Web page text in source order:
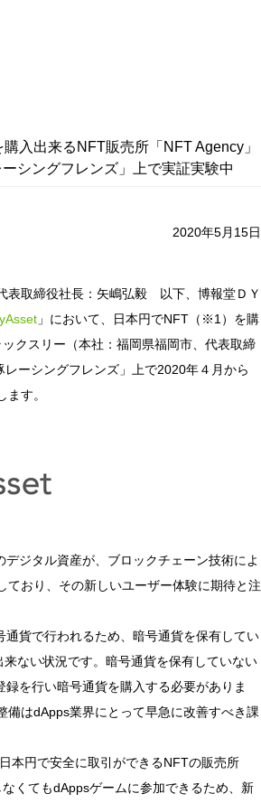
入出来るNFT販売所「NFT Agency」
シングフレンズ」上で実証実験中
2020年5月15日
表取締役社長：矢嶋弘毅 以下、博報堂ＤＹ
」において、日本円でNFT（※1）を購
クスリー（本社：福岡県福岡市、代表取締
ーシングフレンズ」上で2020年４月から
す。
ジタル資産が、ブロックチェーン技術によ
ており、その新しいユーザー体験に期待と注
貨で行われるため、暗号通貨を保有してい
ない状況です。暗号通貨を保有していない
を行い暗号通貨を購入する必要がありま
はdApps業界にとって早急に改善すべき課
本円で安全に取引ができるNFTの販売所
くてもdAppsゲームに参加できるため、新